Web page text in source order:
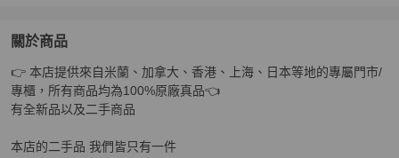
關於商品
關於HERMES 短袖 34號 很寬鬆 沒穿過 圖五下邊有點放置痕
👉 本店提供來自米蘭、加拿大、香港、上海、日本等地的專屬門市/
專櫃，所有商品均為100%原廠真品👈
有全新品以及二手商品
本店的二手品 我們皆只有一件